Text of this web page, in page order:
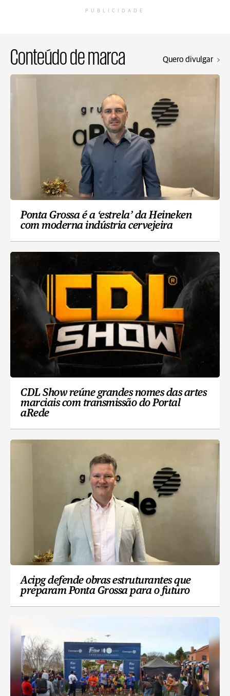
PUBLICIDADE
Conteúdo de marca Quero divulgar
Ponta Grossa é a ‘estrela’ da Heineken
com moderna indústria cervejeira
CDL Show reúne grandes nomes das artes
marciais com transmissão do Portal
aRede
Acipg defende obras estruturantes que
preparam Ponta Grossa para o futuro